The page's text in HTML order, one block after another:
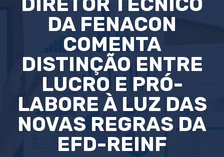
DA FENACON
COMENTA
DISTINÇÃO ENTRE
LUCRO E PRÓ-
LABORE À LUZ DAS
NOVAS REGRAS DA
EFD-REINF